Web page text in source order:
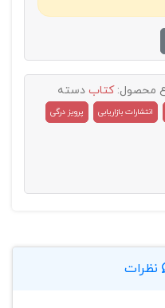
محصول:کتاب دسته
انتشارات بازاریابی پرویز درگی
نظرات